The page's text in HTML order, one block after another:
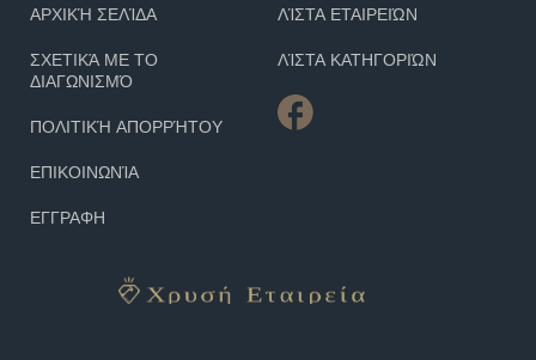
ΑΡΧΙΚΉ ΣΕΛΊΔΑ
ΣΧΕΤΙΚΆ ΜΕ ΤΟ
ΔΙΑΓΩΝΙΣΜΌ
ΠΟΛΙΤΙΚΉ ΑΠΟΡΡΉΤΟΥ
ΕΠΙΚΟΙΝΩΝΊΑ
ΕΓΓΡΑΦΗ
ΛΊΣΤΑ ΕΤΑΙΡΕΙΏΝ
ΛΊΣΤΑ ΚΑΤΗΓΟΡΙΏΝ